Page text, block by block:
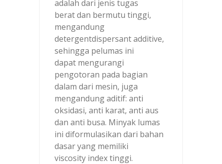
adalah dari jenis tugas
berat dan bermutu tinggi,
mengandung
detergentdispersant additive,
sehingga pelumas ini
dapat mengurangi
pengotoran pada bagian
dalam dari mesin, juga
mengandung aditif: anti
oksidasi, anti karat, anti aus
dan anti busa. Minyak lumas
ini diformulasikan dari bahan
dasar yang memiliki
viscosity index tinggi.